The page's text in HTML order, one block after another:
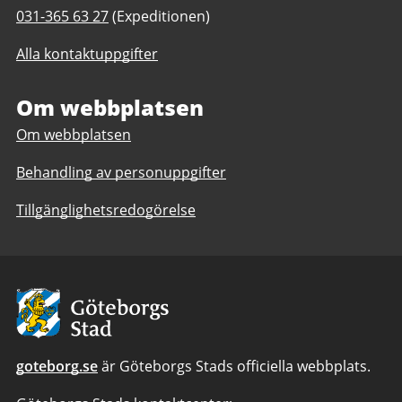
till
Kålltorpsskolan
1-
resursskola
Telefonnummer
Kålltorpsskolan
9
resursskola
031-365 63 27(Expeditionen)
Alla kontaktuppgifter
Om webbplatsen
Om webbplatsen
Behandling av personuppgifter
Tillgänglighetsredogörelse
Avsändare:
Göteborgs
Stad
goteborg.seär Göteborgs Stads officiella webbplats.